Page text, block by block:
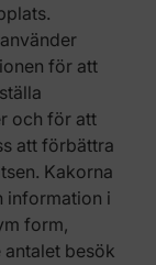
för att
och för att
att förbättra
Kakorna
information i
form,
antalet besök